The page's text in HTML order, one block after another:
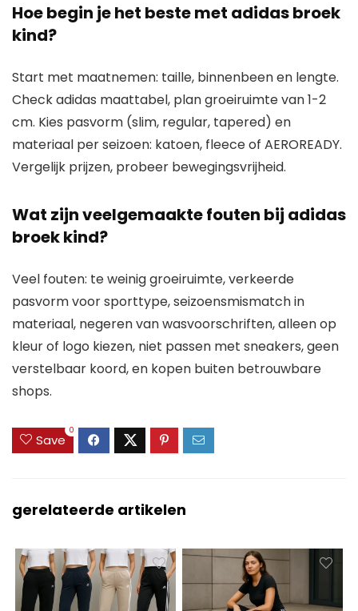
Hoe begin je het beste met adidas broek
kind?
Start met maatnemen: taille, binnenbeen en lengte.
Check adidas maattabel, plan groeiruimte van 1-2
cm. Kies pasvorm (slim, regular, tapered) en
materiaal per seizoen: katoen, fleece of AEROREADY.
Vergelijk prijzen, probeer bewegingsvrijheid.
Wat zijn veelgemaakte fouten bij adidas
broek kind?
Veel fouten: te weinig groeiruimte, verkeerde
pasvorm voor sporttype, seizoensmismatch in
materiaal, negeren van wasvoorschriften, alleen op
kleur of logo kiezen, niet passen met sneakers, geen
verstelbaar koord, en kopen buiten betrouwbare
shops.
Save
0
gerelateerde artikelen